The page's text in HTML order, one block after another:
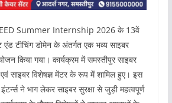
Summer Internship 2026 के 13वें
एंड टीचिंग डोमेन के अंतर्गत एक भव्य साइबर
किया गया। कार्यक्रम में समस्तीपुर साइबर
साइबर विशेषज्ञ मेंटर के रूप में शामिल हुए। इस
ने भाग लेकर साइबर सुरक्षा से जुड़ी महत्वपूर्ण